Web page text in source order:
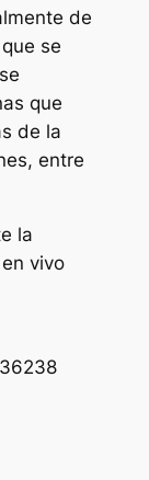
de
se
que
de la
entre
la
vivo